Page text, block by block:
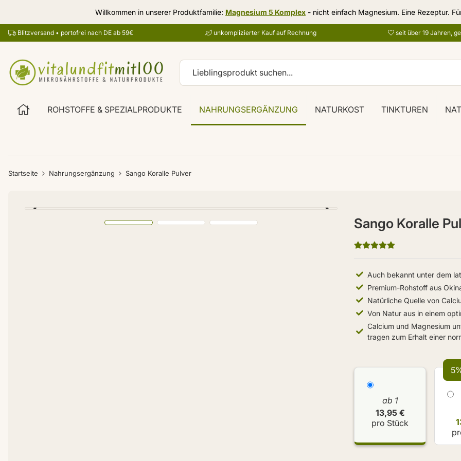
Willkommen in unserer Produktfamilie: Magnesium 5 Komplex - nicht einfach Magnesium. Eine Rezeptur.
Blitzversand • portofrei nach DE ab 59€ unkomplizierter Kauf auf Rechnung seit über 19 Jahren,
ROHSTOFFE & SPEZIALPRODUKTE NAHRUNGSERGÄNZUNG NATURKOST TINKTUREN
Startseite Nahrungsergänzung Sango Koralle Pulver
Sango Koralle
Auch bekannt unter dem
Premium-Rohstoff aus
Natürliche Quelle von
Von Natur aus in einem
Calcium und Magnesium
tragen zum Erhalt einer
ab 1
13,95 €
pro Stück